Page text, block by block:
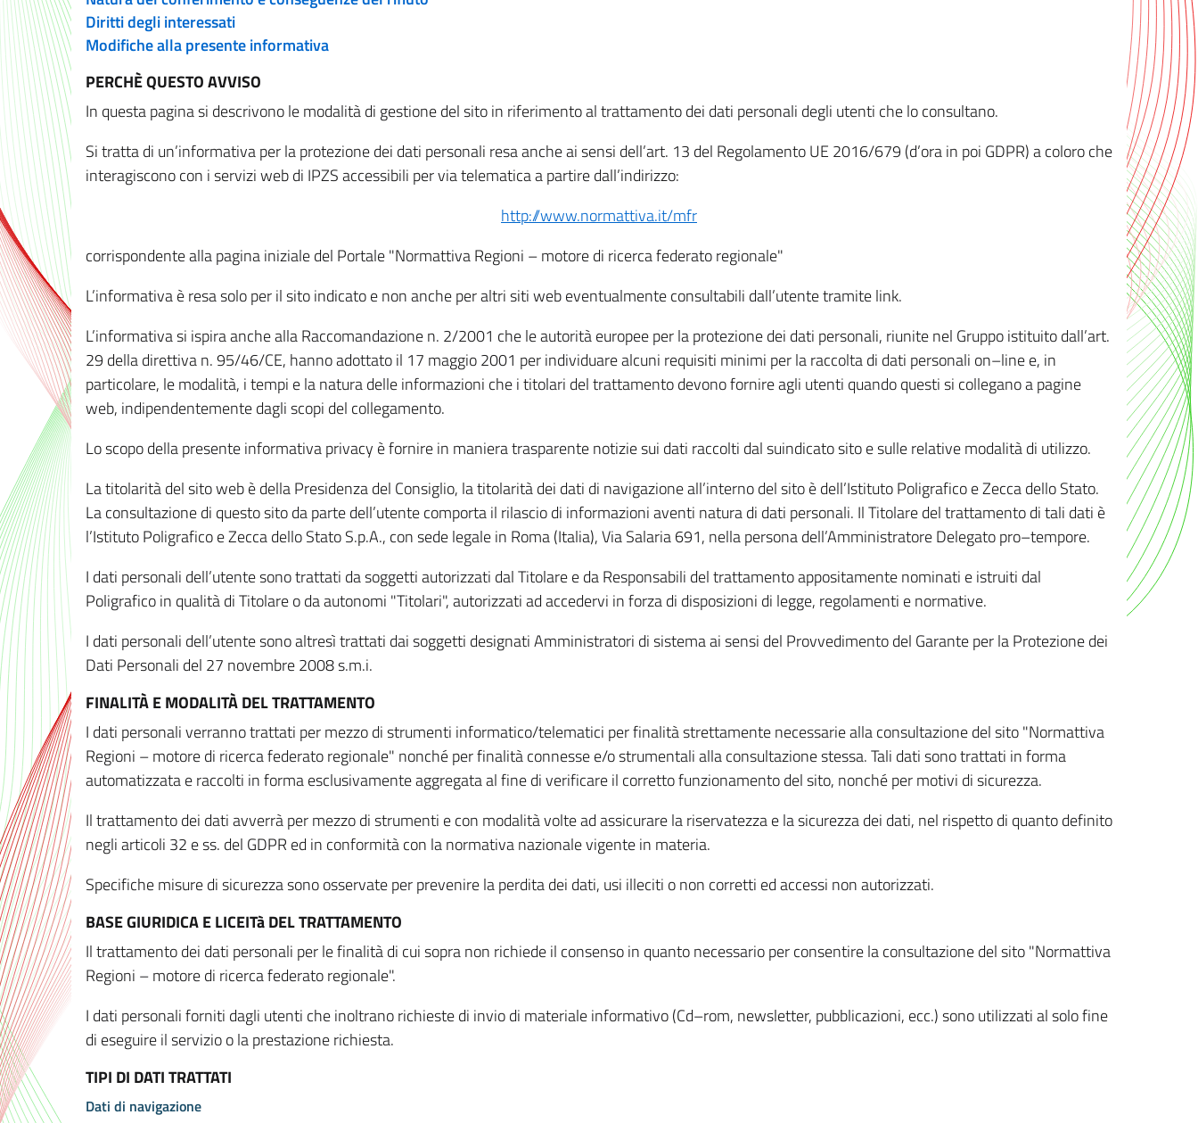
Diritti degli interessati
Modifiche alla presente informativa
PERCHÈ QUESTO AVVISO
In questa pagina si descrivono le modalità di gestione del sito in riferimento al trattamento dei dati personali degli utenti che lo consultano.
Si tratta di un’informativa per la protezione dei dati personali resa anche ai sensi dell’art. 13 del Regolamento UE 2016/679 (d’ora in poi GDPR) a coloro che
interagiscono con i servizi web di IPZS accessibili per via telematica a partire dall’indirizzo:
http://www.normattiva.it/mfr
corrispondente alla pagina iniziale del Portale "Normattiva Regioni – motore di ricerca federato regionale"
L’informativa è resa solo per il sito indicato e non anche per altri siti web eventualmente consultabili dall’utente tramite link.
L’informativa si ispira anche alla Raccomandazione n. 2/2001 che le autorità europee per la protezione dei dati personali, riunite nel Gruppo istituito dall’art.
29 della direttiva n. 95/46/CE, hanno adottato il 17 maggio 2001 per individuare alcuni requisiti minimi per la raccolta di dati personali on–line e, in
particolare, le modalità, i tempi e la natura delle informazioni che i titolari del trattamento devono fornire agli utenti quando questi si collegano a pagine
web, indipendentemente dagli scopi del collegamento.
Lo scopo della presente informativa privacy è fornire in maniera trasparente notizie sui dati raccolti dal suindicato sito e sulle relative modalità di utilizzo.
La titolarità del sito web è della Presidenza del Consiglio, la titolarità dei dati di navigazione all’interno del sito è dell’Istituto Poligrafico e Zecca dello Stato.
La consultazione di questo sito da parte dell’utente comporta il rilascio di informazioni aventi natura di dati personali. Il Titolare del trattamento di tali dati è
l’Istituto Poligrafico e Zecca dello Stato S.p.A., con sede legale in Roma (Italia), Via Salaria 691, nella persona dell’Amministratore Delegato pro–tempore.
I dati personali dell’utente sono trattati da soggetti autorizzati dal Titolare e da Responsabili del trattamento appositamente nominati e istruiti dal
Poligrafico in qualità di Titolare o da autonomi "Titolari", autorizzati ad accedervi in forza di disposizioni di legge, regolamenti e normative.
I dati personali dell’utente sono altresì trattati dai soggetti designati Amministratori di sistema ai sensi del Provvedimento del Garante per la Protezione dei
Dati Personali del 27 novembre 2008 s.m.i.
FINALITÀ E MODALITÀ DEL TRATTAMENTO
I dati personali verranno trattati per mezzo di strumenti informatico/telematici per finalità strettamente necessarie alla consultazione del sito "Normattiva
Regioni – motore di ricerca federato regionale" nonché per finalità connesse e/o strumentali alla consultazione stessa. Tali dati sono trattati in forma
automatizzata e raccolti in forma esclusivamente aggregata al fine di verificare il corretto funzionamento del sito, nonché per motivi di sicurezza.
Il trattamento dei dati avverrà per mezzo di strumenti e con modalità volte ad assicurare la riservatezza e la sicurezza dei dati, nel rispetto di quanto definito
negli articoli 32 e ss. del GDPR ed in conformità con la normativa nazionale vigente in materia.
Specifiche misure di sicurezza sono osservate per prevenire la perdita dei dati, usi illeciti o non corretti ed accessi non autorizzati.
BASE GIURIDICA E LICEITà DEL TRATTAMENTO
Il trattamento dei dati personali per le finalità di cui sopra non richiede il consenso in quanto necessario per consentire la consultazione del sito "Normattiva
Regioni – motore di ricerca federato regionale".
I dati personali forniti dagli utenti che inoltrano richieste di invio di materiale informativo (Cd–rom, newsletter, pubblicazioni, ecc.) sono utilizzati al solo fine
di eseguire il servizio o la prestazione richiesta.
TIPI DI DATI TRATTATI
Dati di navigazione